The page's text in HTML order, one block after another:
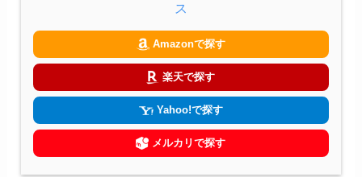
ス
Amazonで探す
楽天で探す
Yahoo!で探す
メルカリで探す